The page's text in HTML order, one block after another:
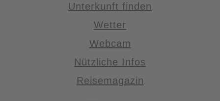
Unterkunft finden
Wetter
Webcam
Nützliche Infos
Reisemagazin